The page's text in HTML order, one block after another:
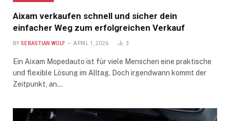
Aixam verkaufen schnell und sicher dein
einfacher Weg zum erfolgreichen Verkauf
BY SEBASTIAN WOLF APRIL 1, 2026 3
Ein Aixam Mopedauto ist für viele Menschen eine praktische
und flexible Lösung im Alltag. Doch irgendwann kommt der
Zeitpunkt, an…